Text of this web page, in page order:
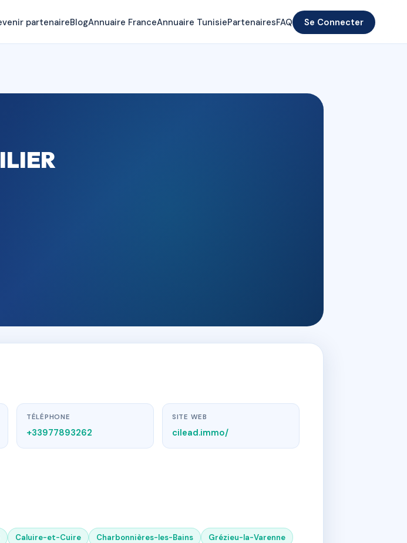
partenaireBlogAnnuaire FranceAnnuaire TunisiePartenairesFAQ Se Connecter
TÉLÉPHONE
+33977893262
SITE WEB
cilead.immo/
Caluire-et-Cuire Charbonnières-les-Bains
Grézieu-la-Varenne